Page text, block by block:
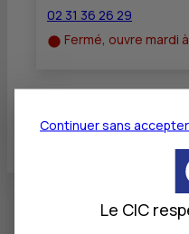
02 31 36 26 29
Fermé, ouvre mardi
Continuer sans accepter
Le CIC